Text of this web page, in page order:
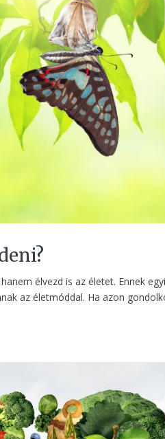
élvezd is az életet. Ennek
az életmóddal. Ha azon